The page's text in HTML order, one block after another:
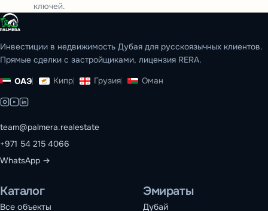
ключей.
Инвестиции в недвижимость Дубая для русскоязычных клиентов.
Прямые сделки с застройщиками, лицензия RERA.
ОАЭ Кипр Грузия Оман
team@palmera.realestate
+971 54 215 4066
WhatsApp →
Каталог
Все объекты
Эмираты
Дубай